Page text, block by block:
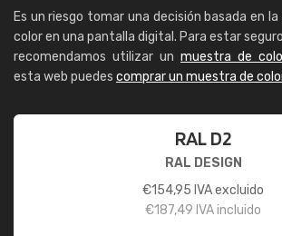
Es un riesgo tomar una decisión basada en
color en una pantalla digital. Para estar
recomendamos utilizar un muestra de
esta web puedes comprar un muestra de
RAL D2
RAL DESIGN
€154,95 IVA excluido
€187,49 IVA incluido